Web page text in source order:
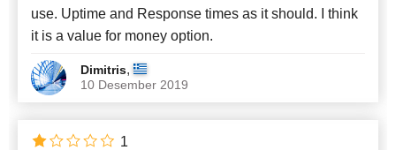
use. Uptime and Response times as it should. I think
it is a value for money option.
Dimitris,
10 Desember 2019
1